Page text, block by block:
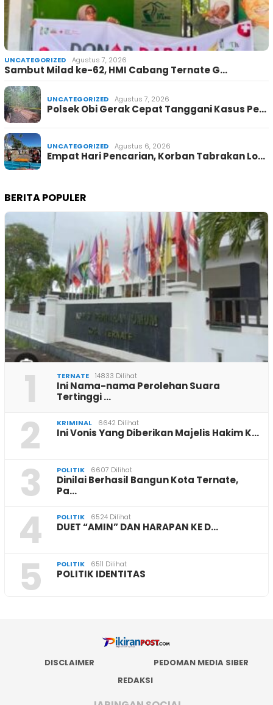
UNCATEGORIZED Agustus 7, 2026
Sambut Milad ke-62, HMI Cabang Ternate G…
UNCATEGORIZED Agustus 7, 2026
Polsek Obi Gerak Cepat Tanggani Kasus Pe…
UNCATEGORIZED Agustus 6, 2026
Empat Hari Pencarian, Korban Tabrakan Lo…
BERITA POPULER
1 TERNATE 14833 Dilihat
Ini Nama-nama Perolehan Suara
Tertinggi …
2 KRIMINAL 6642 Dilihat
Ini Vonis Yang Diberikan Majelis Hakim K…
3 POLITIK 6607 Dilihat
Dinilai Berhasil Bangun Kota Ternate,
Pa…
4 POLITIK 6524 Dilihat
DUET “AMIN” DAN HARAPAN KE D…
5 POLITIK 6511 Dilihat
POLITIK IDENTITAS
DISCLAIMER
PEDOMAN MEDIA SIBER
REDAKSI